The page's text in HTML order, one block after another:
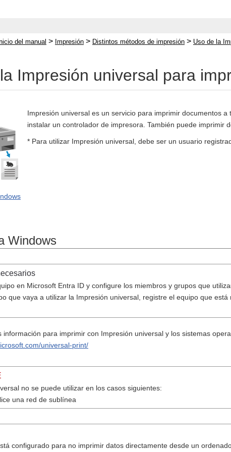
del manual > Impresión > Distintos métodos de impresión > Uso de la
Impresión universal para
Impresión universal es un servicio para imprimir documentos
instalar un controlador de impresora. También puede imprimir
* Para utilizar Impresión universal, debe ser un usuario
Windows
en Microsoft Entra ID y configure los miembros y grupos que
que vaya a utilizar la Impresión universal, registre el equipo que está
información para imprimir con Impresión universal y los sistemas
universal-print/
no se puede utilizar en los casos siguientes:
una red de sublínea
configurado para no imprimir datos directamente desde un